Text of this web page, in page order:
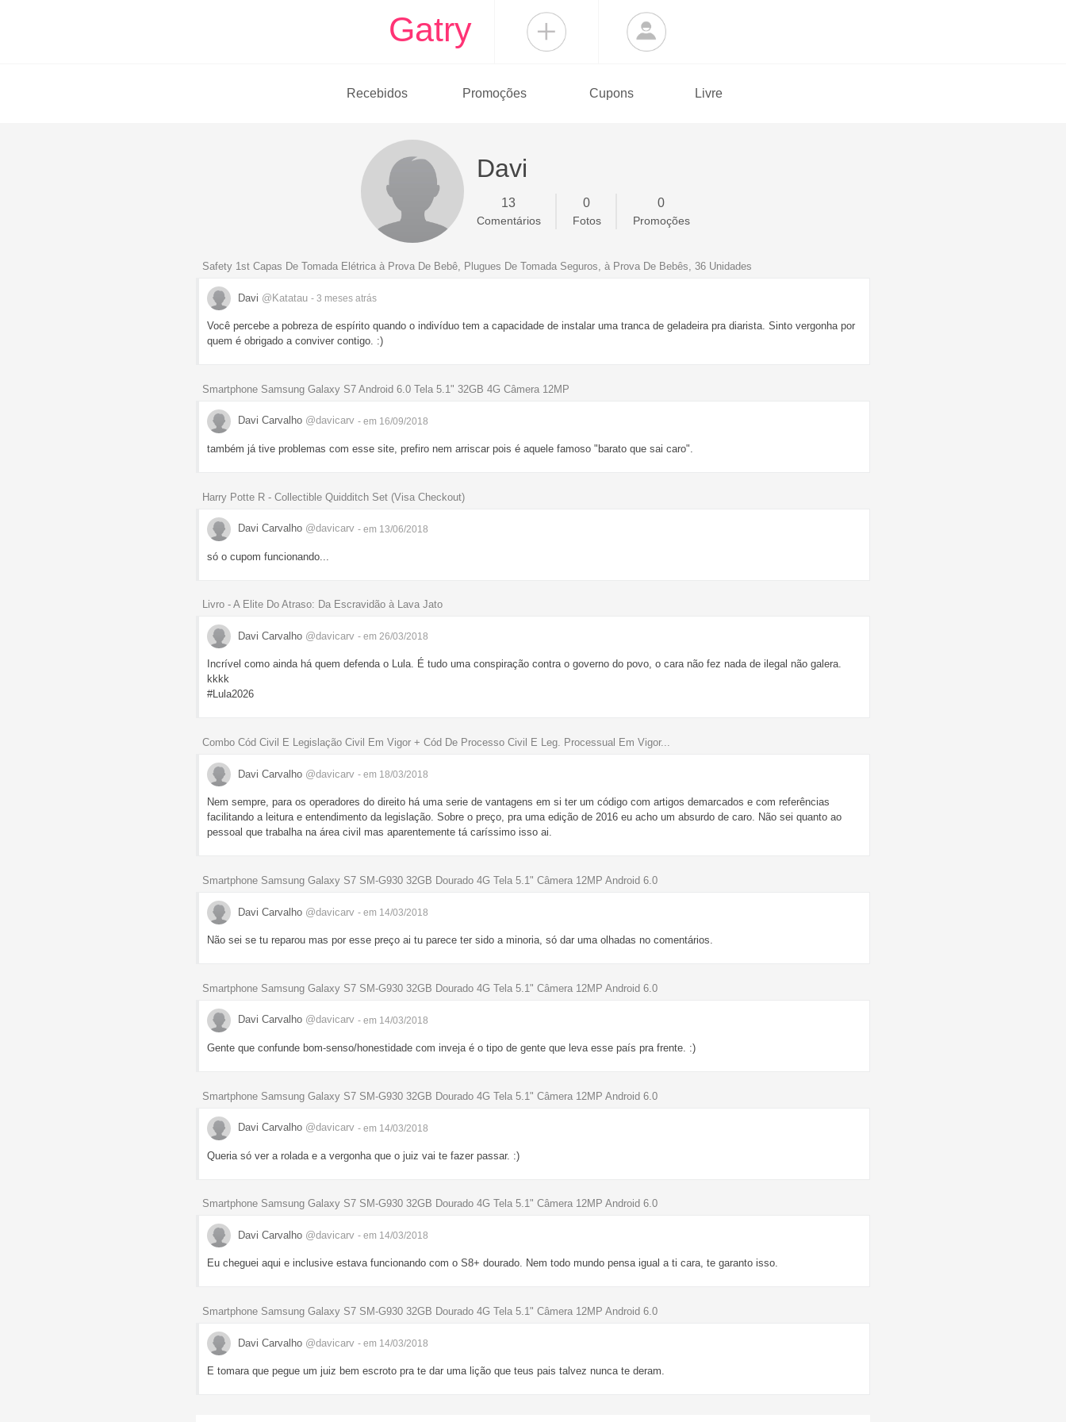
Gatry
Recebidos Promoções Cupons Livre
Davi
13
Comentários
0
Fotos
0
Promoções
Safety 1st Capas De Tomada Elétrica à Prova De Bebê, Plugues De Tomada Seguros, à Prova De Bebês, 36 Unidades
Davi @Katatau - 3 meses atrás
Você percebe a pobreza de espírito quando o indivíduo tem a capacidade de instalar uma tranca de geladeira pra diarista. Sinto vergonha por
quem é obrigado a conviver contigo. :)
Smartphone Samsung Galaxy S7 Android 6.0 Tela 5.1" 32GB 4G Câmera 12MP
Davi Carvalho @davicarv - em 16/09/2018
também já tive problemas com esse site, prefiro nem arriscar pois é aquele famoso "barato que sai caro".
Harry Potte R - Collectible Quidditch Set (Visa Checkout)
Davi Carvalho @davicarv - em 13/06/2018
só o cupom funcionando...
Livro - A Elite Do Atraso: Da Escravidão à Lava Jato
Davi Carvalho @davicarv - em 26/03/2018
Incrível como ainda há quem defenda o Lula. É tudo uma conspiração contra o governo do povo, o cara não fez nada de ilegal não galera.
kkkk
#Lula2026
Combo Cód Civil E Legislação Civil Em Vigor + Cód De Processo Civil E Leg. Processual Em Vigor...
Davi Carvalho @davicarv - em 18/03/2018
Nem sempre, para os operadores do direito há uma serie de vantagens em si ter um código com artigos demarcados e com referências
facilitando a leitura e entendimento da legislação. Sobre o preço, pra uma edição de 2016 eu acho um absurdo de caro. Não sei quanto ao
pessoal que trabalha na área civil mas aparentemente tá caríssimo isso ai.
Smartphone Samsung Galaxy S7 SM-G930 32GB Dourado 4G Tela 5.1" Câmera 12MP Android 6.0
Davi Carvalho @davicarv - em 14/03/2018
Não sei se tu reparou mas por esse preço ai tu parece ter sido a minoria, só dar uma olhadas no comentários.
Smartphone Samsung Galaxy S7 SM-G930 32GB Dourado 4G Tela 5.1" Câmera 12MP Android 6.0
Davi Carvalho @davicarv - em 14/03/2018
Gente que confunde bom-senso/honestidade com inveja é o tipo de gente que leva esse país pra frente. :)
Smartphone Samsung Galaxy S7 SM-G930 32GB Dourado 4G Tela 5.1" Câmera 12MP Android 6.0
Davi Carvalho @davicarv - em 14/03/2018
Queria só ver a rolada e a vergonha que o juiz vai te fazer passar. :)
Smartphone Samsung Galaxy S7 SM-G930 32GB Dourado 4G Tela 5.1" Câmera 12MP Android 6.0
Davi Carvalho @davicarv - em 14/03/2018
Eu cheguei aqui e inclusive estava funcionando com o S8+ dourado. Nem todo mundo pensa igual a ti cara, te garanto isso.
Smartphone Samsung Galaxy S7 SM-G930 32GB Dourado 4G Tela 5.1" Câmera 12MP Android 6.0
Davi Carvalho @davicarv - em 14/03/2018
E tomara que pegue um juiz bem escroto pra te dar uma lição que teus pais talvez nunca te deram.